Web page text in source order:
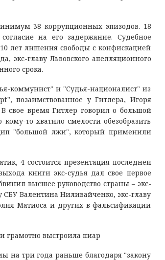
38 коррупционных эпизодов. 18
на его задержание. Судебное
лет лишения свободы с конфискацией
экс-главу Львовского апелляционного
срока.
коммунист" и "Судья-националист" из
позаимствованное у Гитлера, Игоря
свое время Гитлер говорил о большой
то хватило смелости обезобразить
"большой лжи", который применили
4 состоится презентация последней
книги экс-судья дал свое первое
высшее руководство страны – экс-
Валентина Ниливайченко, экс-главу
Матиоса и других в фальсификации
грамотно выстроила пиар
на три года раньше благодаря "закону